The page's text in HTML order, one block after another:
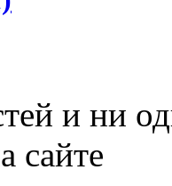
и ни
сайте